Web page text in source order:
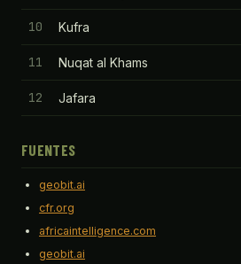
10 Kufra
11 Nuqat al Khams
12 Jafara
FUENTES
geobit.ai
cfr.org
africaintelligence.com
geobit.ai